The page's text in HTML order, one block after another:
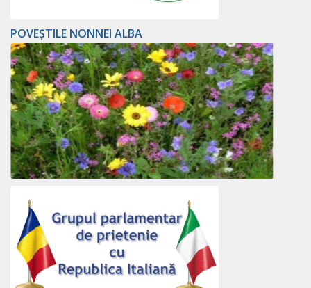
POVEȘTILE NONNEI ALBA